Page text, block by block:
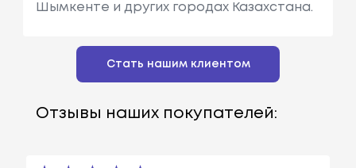
Шымкенте и других городах Казахстана.
Стать нашим клиентом
Отзывы наших покупателей: